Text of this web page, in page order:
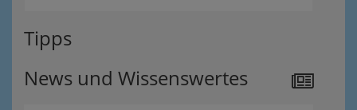
Tipps
News und Wissenswertes